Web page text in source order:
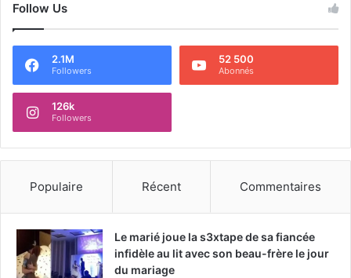
Follow Us
2.1M
Followers
52 500
Abonnés
126k
Followers
Populaire Récent Commentaires
Le marié joue la s3xtape de sa fiancée
infidèle au lit avec son beau-frère le jour
du mariage